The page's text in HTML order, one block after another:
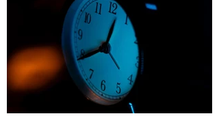
alterarem ou prescindirem de períodos
de férias previamente aprovados.
Segundo os relatos recebidos, diversos
professores foram instados por direções
de agrupamentos e escolas a desloc